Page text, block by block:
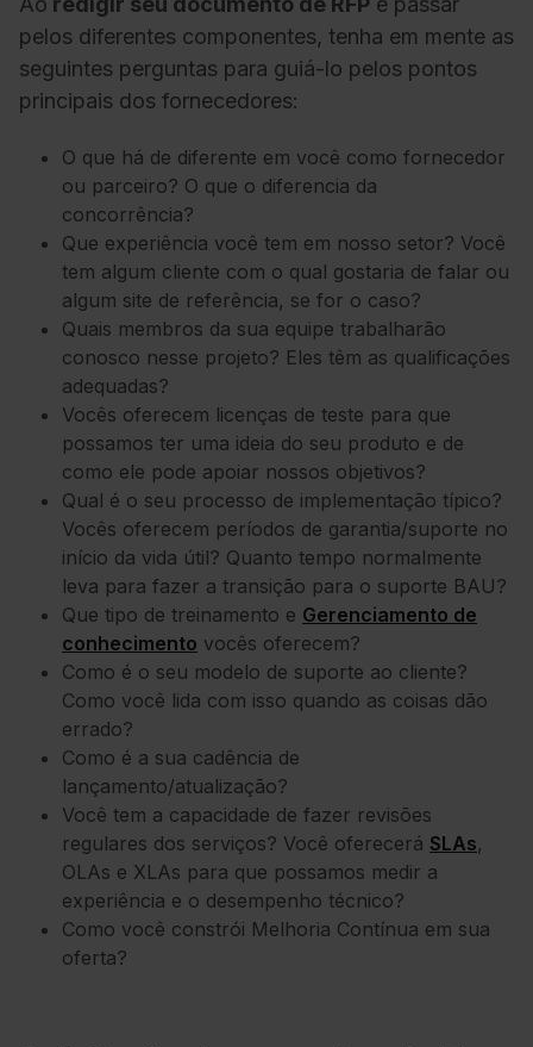
pelos diferentes componentes, tenha em mente as
seguintes perguntas para guiá-lo pelos pontos
principais dos fornecedores:
O que há de diferente em você como fornecedor
ou parceiro? O que o diferencia da
concorrência?
Que experiência você tem em nosso setor? Você
tem algum cliente com o qual gostaria de falar ou
algum site de referência, se for o caso?
Quais membros da sua equipe trabalharão
conosco nesse projeto? Eles têm as qualificações
adequadas?
Vocês oferecem licenças de teste para que
possamos ter uma ideia do seu produto e de
como ele pode apoiar nossos objetivos?
Qual é o seu processo de implementação típico?
Vocês oferecem períodos de garantia/suporte no
início da vida útil? Quanto tempo normalmente
leva para fazer a transição para o suporte BAU?
Que tipo de treinamento e Gerenciamento de
conhecimento vocês oferecem?
Como é o seu modelo de suporte ao cliente?
Como você lida com isso quando as coisas dão
errado?
Como é a sua cadência de
lançamento/atualização?
Você tem a capacidade de fazer revisões
regulares dos serviços? Você oferecerá SLAs,
OLAs e XLAs para que possamos medir a
experiência e o desempenho técnico?
Como você constrói Melhoria Contínua em sua
oferta?